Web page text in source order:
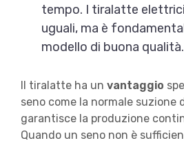
tempo. I tiralatte
uguali, ma è
modello di buona qualità.
Il tiralatte ha un vantaggio
seno come la normale suzione
garantisce la produzione
Quando un seno non è